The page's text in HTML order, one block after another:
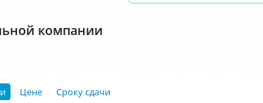
компании
Цене Сроку сдачи